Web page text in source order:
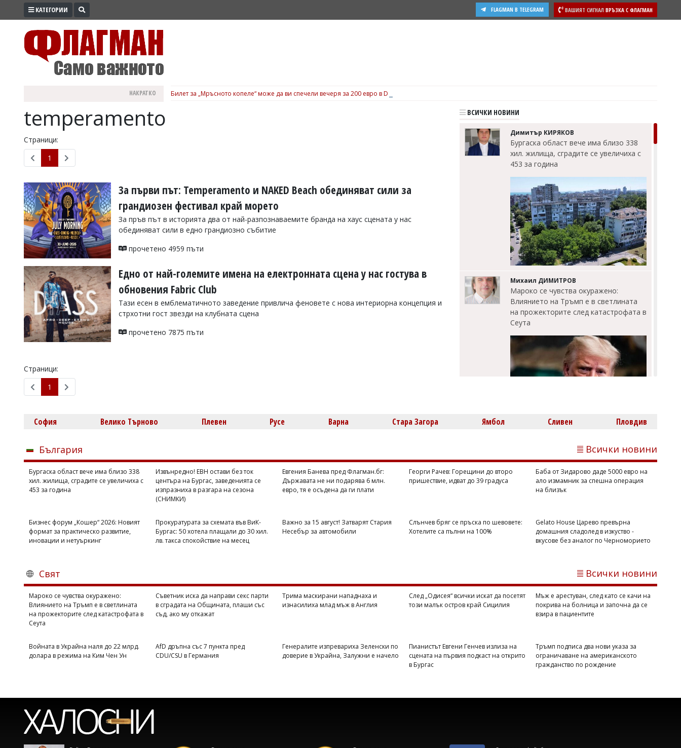
ПРОМО
ЗДРАВЕ
ПОЛИТИКА
ОБЩИНИ
ОБЩЕСТВО
ЛАЙФСТАЙЛ
ВОЙНАТА
УКРАЙНА
СПОРТ
РАЗСЛЕДВАНЕ
БИЗНЕС
Управители:
Веселин
Василев,
Касабова,
k.kassabova@flagman.bg
office@flagman.bg
Коментарите
статиите
читателите
редакцията
откриете
сигнализирайте
КАТЕГОРИИ ВАШИЯТ СИГНАЛ ВРЪЗКА С ФЛАГМАН
FLAGMAN В TELEGRAM
НАКРАТКО Билет за „Мръсното копеле“ може да ви спечели вечеря за 200 евро в Dock 5, вижте подробности
temperamento
Страници:
1
За първи път: Temperamento и NAKED Beach обединяват сили за
грандиозен фестивал край морето
За пръв път в историята два от най-разпознаваемите бранда на хаус сцената у нас
обединяват сили в едно грандиозно събитие
прочетено 4959 пъти
Едно от най-големите имена на електронната сцена у нас гостува в
обновения Fabric Club
Тази есен в емблематичното заведение привлича феновете с нова интериорна концепция и
стрхотни гост звезди на клубната сцена
прочетено 7875 пъти
Страници:
1
ВСИЧКИ НОВИНИ
Димитър КИРЯКОВ
Бургаска област вече има близо 338
хил. жилища, сградите се увеличиха с
453 за година
Михаил ДИМИТРОВ
Мароко се чувства окуражено:
Влиянието на Тръмп е в светлината
на прожекторите след катастрофата в
Сеута
Съветник иска да направи секс парти в
сградата на Общината, плаши със съд,
ако му откажат
Михаил ДИМИТРОВ
София Велико Търново Плевен Русе Варна Стара Загора Ямбол Сливен Пловдив
България Всички новини
Бургаска област вече има близо 338
хил. жилища, сградите се увеличиха с
453 за година
Извънредно! ЕВН остави без ток
центъра на Бургас, заведенията се
изпразниха в разгара на сезона
(СНИМКИ)
Евгения Банева пред Флагман.бг:
Държавата не ни подарява 6 млн.
евро, тя е осъдена да ги плати
Георги Рачев: Горещини до второ
пришествие, идват до 39 градуса
Баба от Зидарово даде 5000 евро на
ало измамник за спешна операция
на близък
Бизнес форум „Кошер“ 2026: Новият
формат за практическо развитие,
иновации и нетуъркинг
Прокуратурата за схемата във ВиК-
Бургас: 50 хотела плащали до 30 хил.
лв. такса спокойствие на месец
Важно за 15 август! Затварят Стария
Несебър за автомобили
Слънчев бряг се пръска по шевовете:
Хотелите са пълни на 100%
Gelato House Царево превърна
домашния сладолед в изкуство -
вкусове без аналог по Черноморието
Свят Всички новини
Мароко се чувства окуражено:
Влиянието на Тръмп е в светлината
на прожекторите след катастрофата в
Сеута
Съветник иска да направи секс парти
в сградата на Общината, плаши със
съд, ако му откажат
Трима маскирани нападнаха и
изнасилиха млад мъж в Англия
След „Одисея“ всички искат да посетят
този малък остров край Сицилия
Мъж е арестуван, след като се качи на
покрива на болница и започна да се
взира в пациентите
Войната в Украйна наля до 22 млрд.
долара в режима на Ким Чен Ун
AfD дръпна със 7 пункта пред
CDU/CSU в Германия
Генералите изпревариха Зеленски по
доверие в Украйна, Залужни е начело
Пианистът Евгени Генчев излиза на
сцената на първия подкаст на открито
в Бургас
Тръмп подписа два нови указа за
ограничаване на американското
гражданство по рождение